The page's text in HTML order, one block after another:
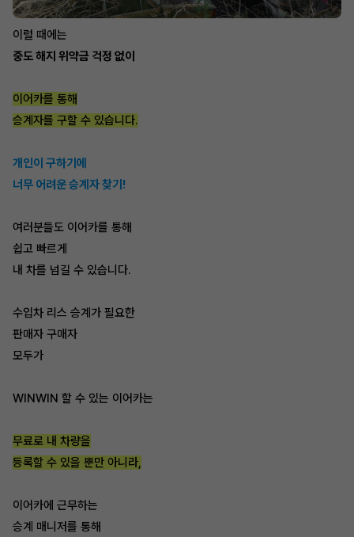
이럴 때에는
중도 해지 위약금 걱정 없이
이어카를 통해
승계자를 구할 수 있습니다.
개인이 구하기에
너무 어려운 승계자 찾기!
여러분들도 이어카를 통해
쉽고 빠르게
내 차를 넘길 수 있습니다.
수입차 리스 승계가 필요한
판매자 구매자
모두가
WINWIN 할 수 있는 이어카는
무료로 내 차량을
등록할 수 있을 뿐만 아니라,
이어카에 근무하는
승계 매니저를 통해